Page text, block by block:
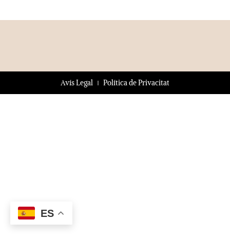
Avís Legal Política de Privacitat
ES